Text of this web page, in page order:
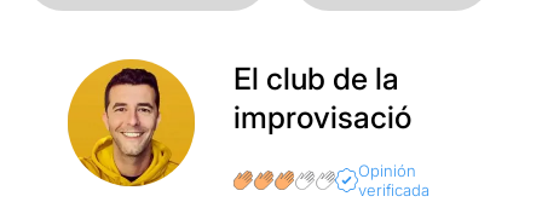
El club de la
improvisació
Opinión
verificada